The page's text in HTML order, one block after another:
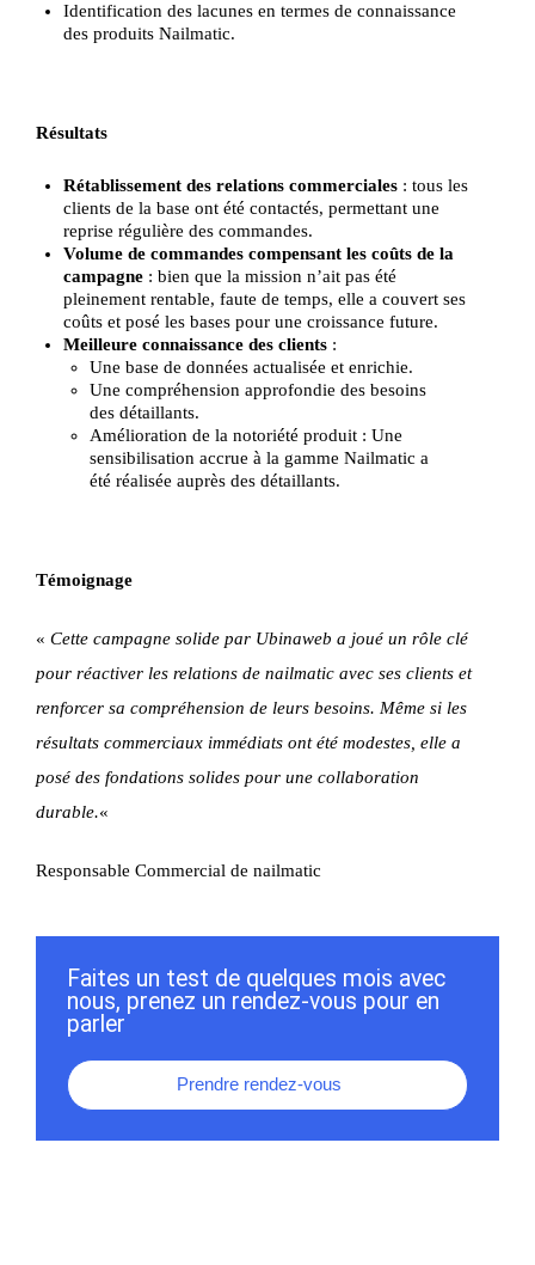
Identification des lacunes en termes de connaissance
des produits Nailmatic.
Résultats
Rétablissement des relations commerciales: tous les
clients de la base ont été contactés, permettant une
reprise régulière des commandes.
Volume de commandes compensant les coûts de la
campagne: bien que la mission n’ait pas été
pleinement rentable, faute de temps, elle a couvert ses
coûts et posé les bases pour une croissance future.
Meilleure connaissance des clients:
Une base de données actualisée et enrichie.
Une compréhension approfondie des besoins
des détaillants.
Amélioration de la notoriété produit : Une
sensibilisation accrue à la gamme Nailmatic a
été réalisée auprès des détaillants.
Témoignage
« Cette campagne solide par Ubinaweb a joué un rôle clé
pour réactiver les relations de nailmatic avec ses clients et
renforcer sa compréhension de leurs besoins. Même si les
résultats commerciaux immédiats ont été modestes, elle a
posé des fondations solides pour une collaboration
durable.«
Responsable Commercial de nailmatic
Faites un test de quelques mois avec
nous, prenez un rendez-vous pour en
parler
Prendre rendez-vous